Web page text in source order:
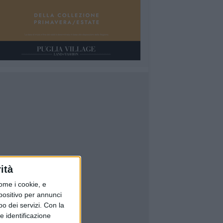
i cookie, e
per annunci
dei servizi. Con la
identificazione